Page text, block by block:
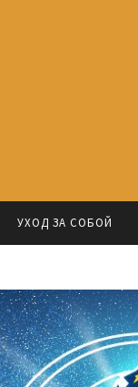
УХОД ЗА СОБОЙ